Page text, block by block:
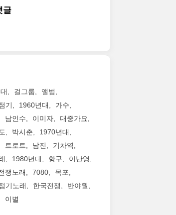
글
걸그룹
앨범
기
1960년대
가수
남인수 이미자
대중가요
박시춘
1970년대
트로트 남진
기차역
1980년대 항구
이난영
쟁노래 7080
목포
기노래
한국전쟁
반야월
이별